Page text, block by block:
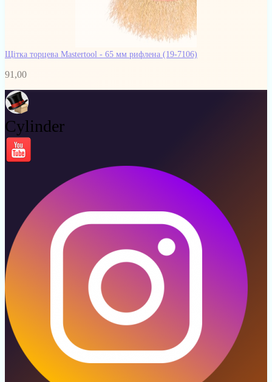
Щітка торцева Mastertool - 65 мм рифлена (19-7106)
91,00
Cylinder